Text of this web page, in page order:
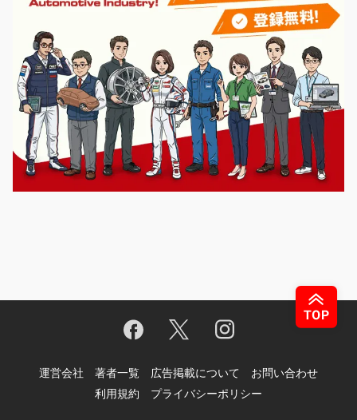
運営会社 著者一覧 広告掲載について
お問い合わせ
利用規約
プライバシーポリシー